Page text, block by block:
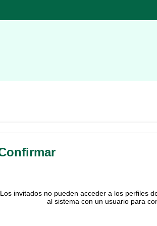
Los invitados no pueden acceder a los perfiles
al sistema con un usuario para